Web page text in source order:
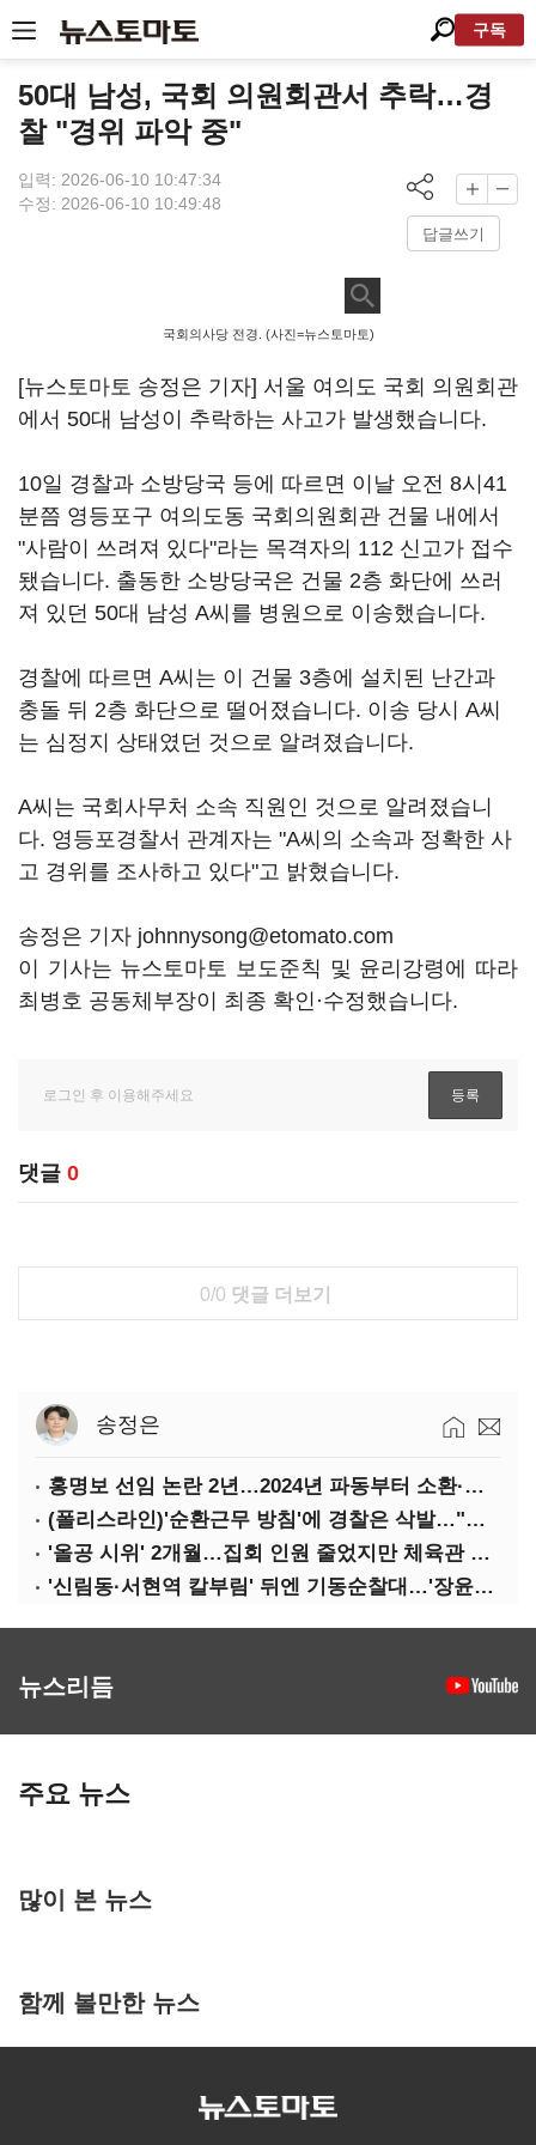
구독
50대 남성, 국회 의원회관서 추락…경
찰 "경위 파악 중"
입력: 2026-06-10 10:47:34
수정: 2026-06-10 10:49:48
답글쓰기
국회의사당 전경. (사진=뉴스토마토)
[뉴스토마토 송정은 기자] 서울 여의도 국회 의원회관
에서 50대 남성이 추락하는 사고가 발생했습니다.
10일 경찰과 소방당국 등에 따르면 이날 오전 8시41
분쯤 영등포구 여의도동 국회의원회관 건물 내에서
"사람이 쓰려져 있다"라는 목격자의 112 신고가 접수
됐습니다. 출동한 소방당국은 건물 2층 화단에 쓰러
져 있던 50대 남성 A씨를 병원으로 이송했습니다.
경찰에 따르면 A씨는 이 건물 3층에 설치된 난간과
충돌 뒤 2층 화단으로 떨어졌습니다. 이송 당시 A씨
는 심정지 상태였던 것으로 알려졌습니다.
A씨는 국회사무처 소속 직원인 것으로 알려졌습니
다. 영등포경찰서 관계자는 "A씨의 소속과 정확한 사
고 경위를 조사하고 있다"고 밝혔습니다.
송정은 기자 johnnysong@etomato.com
이 기사는 뉴스토마토 보도준칙 및 윤리강령에 따라
최병호 공동체부장이 최종 확인·수정했습니다.
댓글 0
0/0 댓글 더보기
송정은
홍명보 선임 논란 2년…2024년 파동부터 소환·압색까지
(폴리스라인)'순환근무 방침'에 경찰은 삭발…"베테랑·수사력 보강 먼저"
'올공 시위' 2개월…집회 인원 줄었지만 체육관 봉쇄 계속
'신림동·서현역 칼부림' 뒤엔 기동순찰대…'장윤기 은폐·조작' 후엔 내부비리수사대
뉴스리듬
주요 뉴스
많이 본 뉴스
함께 볼만한 뉴스